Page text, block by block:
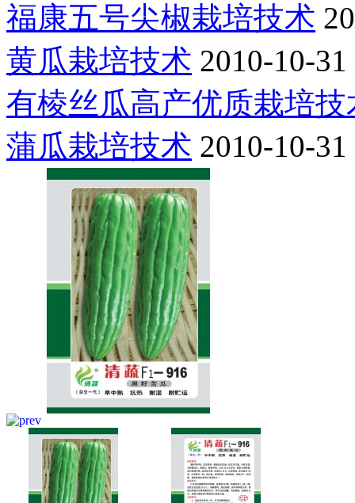
福康五号尖椒栽培技术
黄瓜栽培技术 2010-10-31
有棱丝瓜高产优质栽培技
蒲瓜栽培技术 2010-10-31